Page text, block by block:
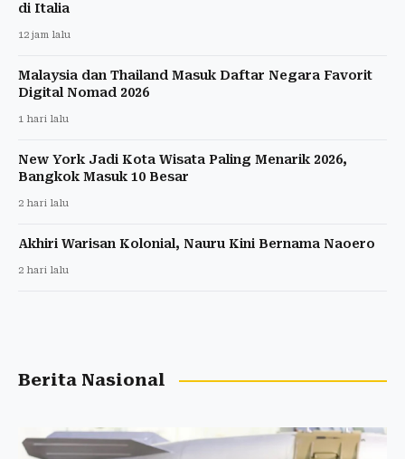
di Italia
12 jam lalu
Malaysia dan Thailand Masuk Daftar Negara Favorit
Digital Nomad 2026
1 hari lalu
New York Jadi Kota Wisata Paling Menarik 2026,
Bangkok Masuk 10 Besar
2 hari lalu
Akhiri Warisan Kolonial, Nauru Kini Bernama Naoero
2 hari lalu
Berita Nasional